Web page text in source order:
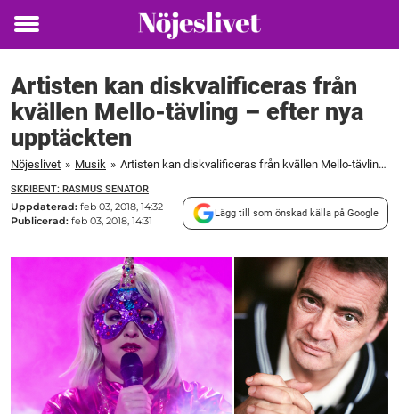
Toggle
Artisten kan diskvalificeras från
kvällen Mello-tävling – efter nya
upptäckten
Nöjeslivet » Musik » Artisten kan diskvalificeras från kvällen Mello-tävling – efter nya upptäckten
SKRIBENT: RASMUS SENATOR
Uppdaterad: feb 03, 2018, 14:32
Publicerad: feb 03, 2018, 14:31
Lägg till som önskad källa på Google